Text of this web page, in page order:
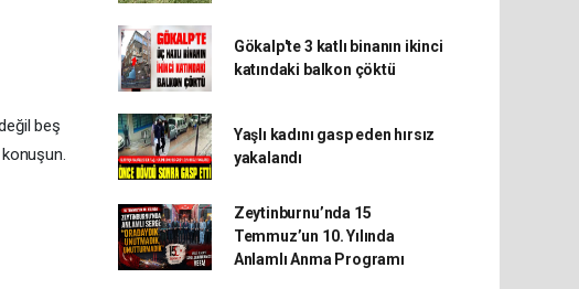
beş
Gökalp'te 3 katlı binanın ikinci
katındaki balkon çöktü
Yaşlı kadını gasp eden hırsız
yakalandı
Zeytinburnu’nda 15
Temmuz’un 10. Yılında
Anlamlı Anma Programı